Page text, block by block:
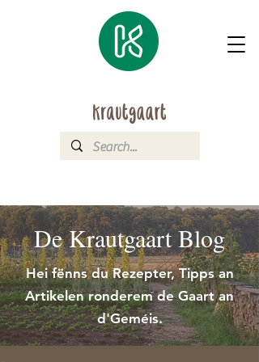
De Krautgaart Blog
Hei fënns du Rezepter, Tipps an
Artikelen ronderem de Gaart an
d'Geméis.